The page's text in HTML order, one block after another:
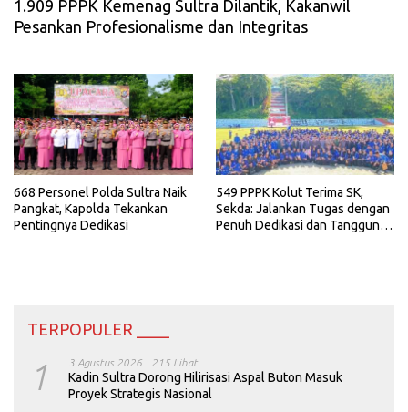
1.909 PPPK Kemenag Sultra Dilantik, Kakanwil
Pesankan Profesionalisme dan Integritas
668 Personel Polda Sultra Naik
Pangkat, Kapolda Tekankan
Pentingnya Dedikasi
549 PPPK Kolut Terima SK,
Sekda: Jalankan Tugas dengan
Penuh Dedikasi dan Tanggung
TERPOPULER ____
1 3 Agustus 2026 215 Lihat
Kadin Sultra Dorong Hilirisasi Aspal Buton Masuk
Proyek Strategis Nasional